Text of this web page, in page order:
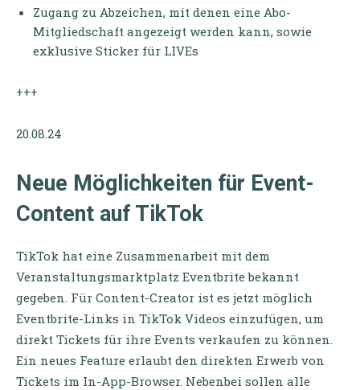
Zugang zu Abzeichen, mit denen eine Abo-
Mitgliedschaft angezeigt werden kann, sowie
exklusive Sticker für LIVEs
+++
20.08.24
Neue Möglichkeiten für Event-
Content auf TikTok
TikTok hat eine Zusammenarbeit mit dem
Veranstaltungsmarktplatz Eventbrite bekannt
gegeben. Für Content-Creator ist es jetzt möglich
Eventbrite-Links in TikTok Videos einzufügen, um
direkt Tickets für ihre Events verkaufen zu können.
Ein neues Feature erlaubt den direkten Erwerb von
Tickets im In-App-Browser. Nebenbei sollen alle